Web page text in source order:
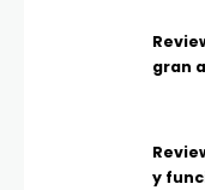
gran
y